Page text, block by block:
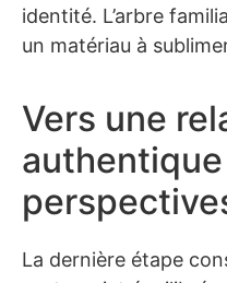
identité. L’arbre
un matériau à
Vers une
La dernière étape